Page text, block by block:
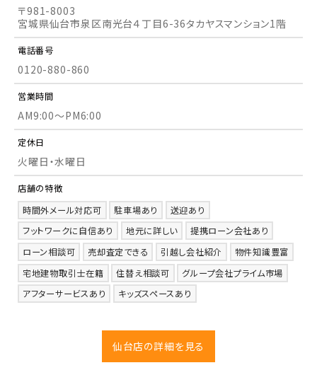
〒981-8003
宮城県仙台市泉区南光台４丁目6-36タカヤスマンション1階
電話番号
0120-880-860
営業時間
AM9:00～PM6:00
定休日
火曜日・水曜日
店舗の特徴
時間外メール対応可
駐車場あり
送迎あり
フットワークに自信あり
地元に詳しい
提携ローン会社あり
ローン相談可
売却査定できる 引越し会社紹介
物件知識豊富
宅地建物取引士在籍
住替え相談可
グループ会社プライム市場
アフターサービスあり
キッズスペースあり
仙台店の詳細を見る